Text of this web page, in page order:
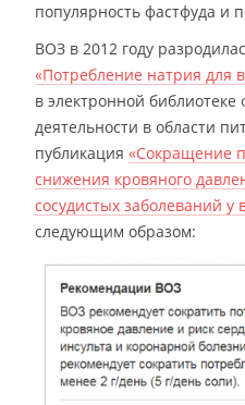
популярность фастфуда и
ВОЗ в 2012 году
«Потребление натрия для
в электронной
деятельности в области
публикация «Сокращение
снижения кровяного
сосудистых заболеваний у
следующим образом: